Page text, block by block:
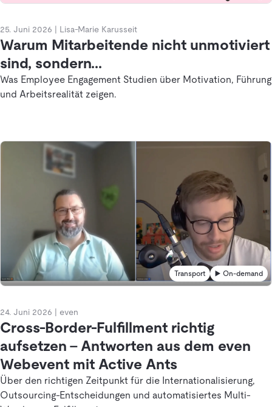
25. Juni 2026 Lisa-Marie Karusseit
Warum Mitarbeitende nicht unmotiviert
sind, sondern...
Was Employee Engagement Studien über Motivation, Führung
und Arbeitsrealität zeigen.
Transport ▶️ On-demand
24. Juni 2026 even
Cross-Border-Fulfillment richtig
aufsetzen – Antworten aus dem even
Webevent mit Active Ants
Über den richtigen Zeitpunkt für die Internationalisierung,
Outsourcing-Entscheidungen und automatisiertes Multi-